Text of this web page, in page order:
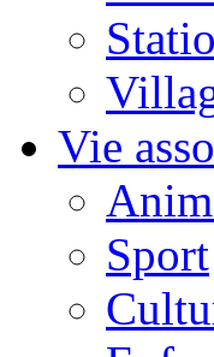
Vie
Sport